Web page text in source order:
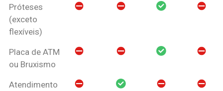
Próteses
(exceto
flexíveis)
Placa de ATM
ou Bruxismo
Atendimento